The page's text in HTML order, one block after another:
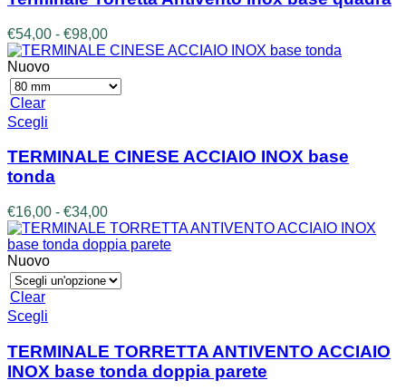
più
varianti.
Le
opzioni
possono
essere
nella
del
prodotto
€54,00 - €98,00Fascia
di
da
€54,00
Nuovo
Clear
Scegli
ha
più
varianti.
Le
opzioni
possono
essere
scelte
nella
TERMINALE CINESE ACCIAIO INOX base
tonda
€16,00 - €34,00Fascia
di
prezzo:
€16,00
a
Nuovo
Clear
Scegli
ha
più
varianti.
TERMINALE TORRETTA ANTIVENTO ACCIAIO
INOX base tonda doppia parete